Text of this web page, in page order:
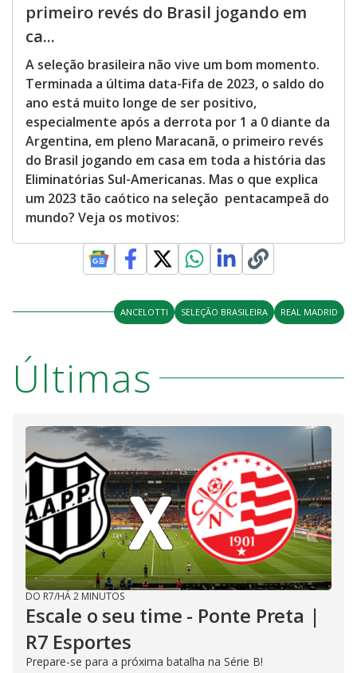
primeiro revés do Brasil jogando em
ca...
A seleção brasileira não vive um bom momento.
Terminada a última data-Fifa de 2023, o saldo do
ano está muito longe de ser positivo,
especialmente após a derrota por 1 a 0 diante da
Argentina, em pleno Maracanã, o primeiro revés
do Brasil jogando em casa em toda a história das
Eliminatórias Sul-Americanas. Mas o que explica
um 2023 tão caótico na seleção pentacampeã do
mundo? Veja os motivos:
ANCELOTTI SELEÇÃO BRASILEIRA REAL MADRID
Últimas
DO R7/HÁ 2 MINUTOS
Escale o seu time - Ponte Preta |
R7 Esportes
Prepare-se para a próxima batalha na Série B!